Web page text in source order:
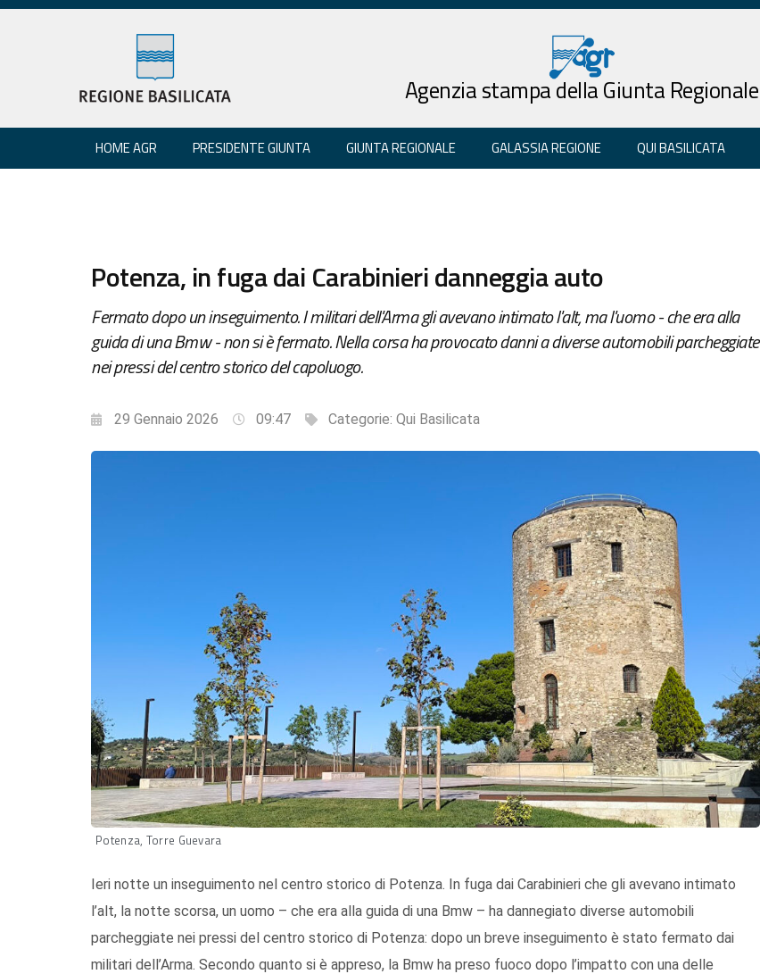
Agenzia stampa della Giunta Regionale
HOME AGR PRESIDENTE GIUNTA GIUNTA REGIONALE GALASSIA REGIONE QUI BASILICATA
Potenza, in fuga dai Carabinieri danneggia auto
Fermato dopo un inseguimento. I militari dell'Arma gli avevano intimato l'alt, ma l'uomo - che era alla
guida di una Bmw - non si è fermato. Nella corsa ha provocato danni a diverse automobili parcheggiate
nei pressi del centro storico del capoluogo.
29 Gennaio 2026 09:47 Categorie: Qui Basilicata
Potenza, Torre Guevara
Ieri notte un inseguimento nel centro storico di Potenza. In fuga dai Carabinieri che gli avevano intimato
l’alt, la notte scorsa, un uomo – che era alla guida di una Bmw – ha dannegiato diverse automobili
parcheggiate nei pressi del centro storico di Potenza: dopo un breve inseguimento è stato fermato dai
militari dell’Arma. Secondo quanto si è appreso, la Bmw ha preso fuoco dopo l’impatto con una delle